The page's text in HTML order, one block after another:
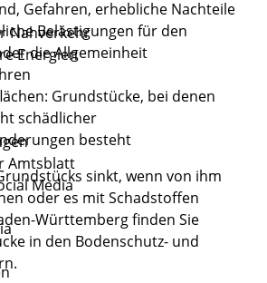
Nahverkehr
Energien
Amtsblatt
Media
Gefahren, erhebliche Nachteile
Belästigungen für den
die Allgemeinheit
Grundstücke, bei denen
schädlicher
besteht
sinkt, wenn von ihm
oder es mit Schadstoffen
Württemberg finden Sie
in den Bodenschutz- und